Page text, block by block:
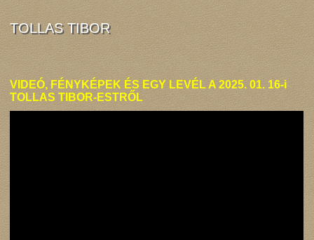
TOLLAS TIBOR
VIDEÓ, FÉNYKÉPEK ÉS EGY LEVÉLA 2025. 01. 16-i
TOLLAS TIBOR-ESTRŐL